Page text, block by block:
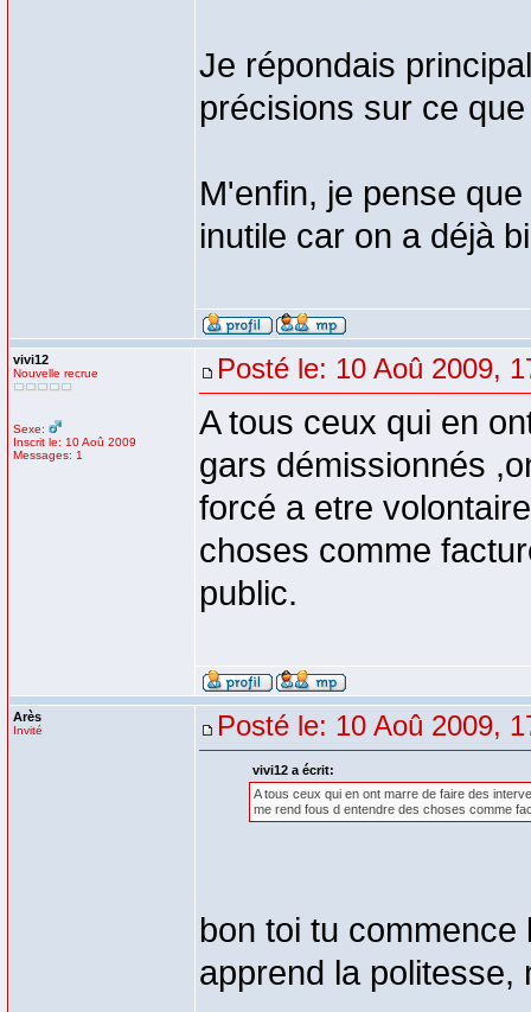
Je répondais
précisions sur ce
M'enfin, je pense
inutile car on a déjà
vivi12
Nouvelle recrue
Sexe:
Inscrit le: 10 Aoû 2009
Messages: 1
Posté le: 10 Aoû 2009,
A tous ceux qui en
gars démissionnés
forcé a etre
choses comme
public.
Arès
Invité Posté le: 10 Aoû 2009,
vivi12 a écrit:
A tous ceux qui en ont marre de faire des
me rend fous d entendre des choses comme
bon toi tu
apprend la